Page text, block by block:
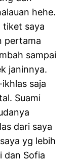
hehe.
tiket saya
pertama
sampai
janinnya.
saja
Suami
dari saya
yg lebih
dan Sofia